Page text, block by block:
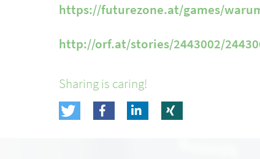
https://futurezone.at/games/
http://orf.at/stories/2443002/
Sharing is caring!